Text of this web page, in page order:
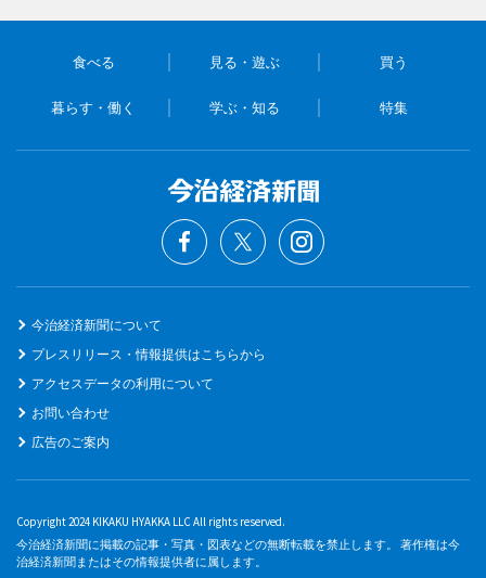
食べる 見る・遊ぶ 買う
暮らす・働く 学ぶ・知る 特集
今治経済新聞について
プレスリリース・情報提供はこちらから
アクセスデータの利用について
お問い合わせ
広告のご案内
Copyright 2024 KIKAKU HYAKKA LLC All rights reserved.
今治経済新聞に掲載の記事・写真・図表などの無断転載を禁止します。 著作権は今
治経済新聞またはその情報提供者に属します。